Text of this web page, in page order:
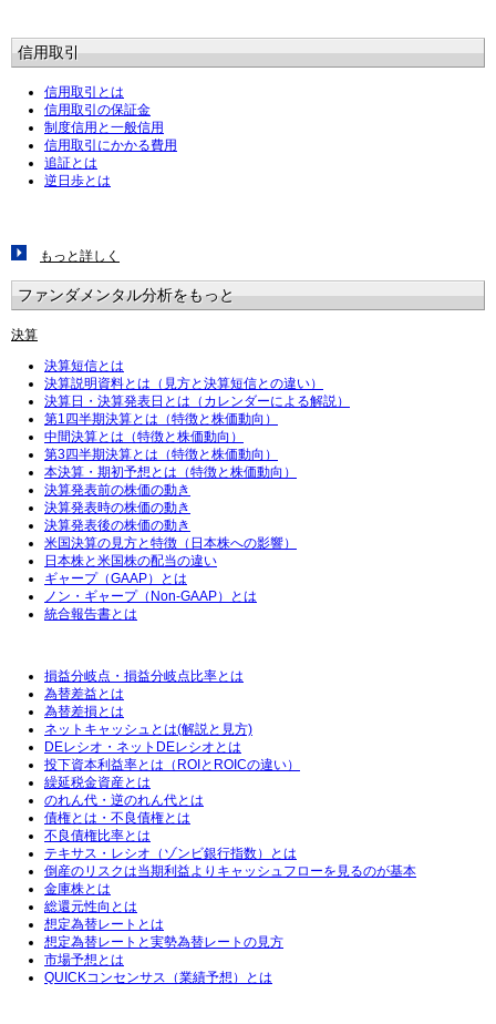
信用取引
信用取引とは
信用取引の保証金
制度信用と一般信用
信用取引にかかる費用
追証とは
逆日歩とは
もっと詳しく
ファンダメンタル分析をもっと
決算
決算短信とは
決算説明資料とは（見方と決算短信との違い）
決算日・決算発表日とは（カレンダーによる解説）
第1四半期決算とは（特徴と株価動向）
中間決算とは（特徴と株価動向）
第3四半期決算とは（特徴と株価動向）
本決算・期初予想とは（特徴と株価動向）
決算発表前の株価の動き
決算発表時の株価の動き
決算発表後の株価の動き
米国決算の見方と特徴（日本株への影響）
日本株と米国株の配当の違い
ギャープ（GAAP）とは
ノン・ギャープ（Non-GAAP）とは
統合報告書とは
損益分岐点・損益分岐点比率とは
為替差益とは
為替差損とは
ネットキャッシュとは(解説と見方)
DEレシオ・ネットDEレシオとは
投下資本利益率とは（ROIとROICの違い）
繰延税金資産とは
のれん代・逆のれん代とは
債権とは・不良債権とは
不良債権比率とは
テキサス・レシオ（ゾンビ銀行指数）とは
倒産のリスクは当期利益よりキャッシュフローを見るのが基本
金庫株とは
総還元性向とは
想定為替レートとは
想定為替レートと実勢為替レートの見方
市場予想とは
QUICKコンセンサス（業績予想）とは